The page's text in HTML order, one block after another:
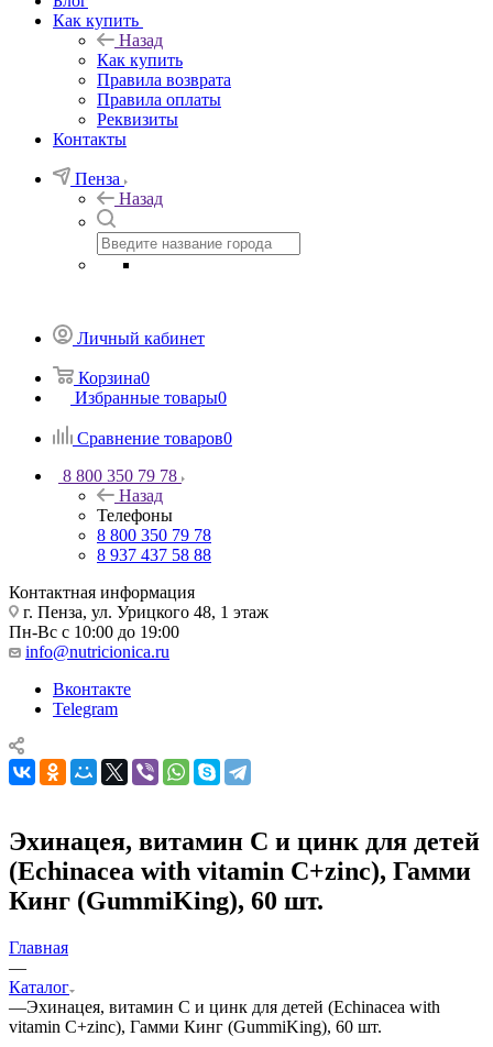
Как купить
Назад
Как купить
Правила возврата
Правила оплаты
Реквизиты
Контакты
Пенза
Назад
Личный кабинет
Корзина0
Избранные товары0
Сравнение товаров0
8 800 350 79 78
Назад
Телефоны
8 800 350 79 78
8 937 437 58 88
Контактная информация
г. Пенза, ул. Урицкого 48, 1 этаж
Пн-Вс с 10:00 до 19:00
info@nutricionica.ru
Вконтакте
Telegram
Эхинацея, витамин C и цинк для детей
(Echinacea with vitamin C+zinc), Гамми
Кинг (GummiKing), 60 шт.
Главная
—
Каталог
—Эхинацея, витамин C и цинк для детей (Echinacea with
vitamin C+zinc), Гамми Кинг (GummiKing), 60 шт.